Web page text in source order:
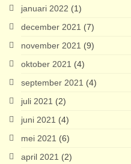
januari 2022 (1)
december 2021 (7)
november 2021 (9)
oktober 2021 (4)
september 2021 (4)
juli 2021 (2)
juni 2021 (4)
mei 2021 (6)
april 2021 (2)